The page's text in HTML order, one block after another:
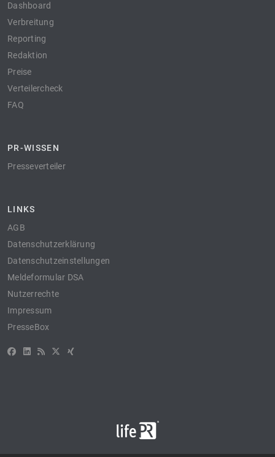
Dashboard
Verbreitung
Reporting
Redaktion
Preise
Verteilercheck
FAQ
PR-WISSEN
Presseverteiler
LINKS
AGB
Datenschutzerklärung
Datenschutzeinstellungen
Meldeformular DSA
Nutzerrechte
Impressum
PresseBox